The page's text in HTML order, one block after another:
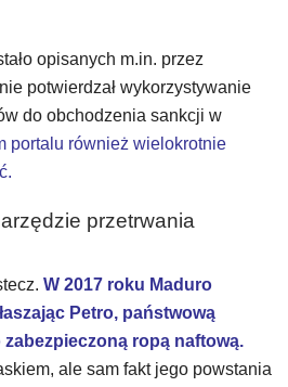
opisanych m.in. przez
potwierdzał wykorzystywanie
do obchodzenia sankcji w
portalu również wielokrotnie
przetrwania
W 2017 roku Maduro
Petro, państwową
ropą naftową.
ale sam fakt jego powstania